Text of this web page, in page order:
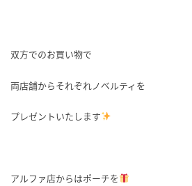
双方でのお買い物で
両店舗からそれぞれノベルティを
プレゼントいたします
アルファ店からはポーチを